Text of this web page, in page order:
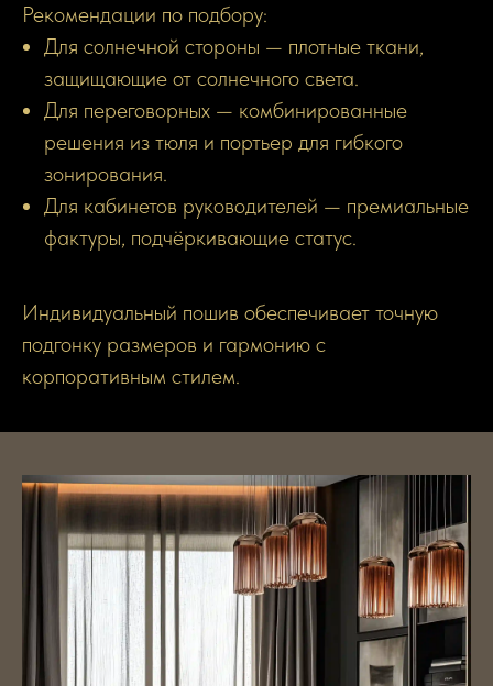
Рекомендации по подбору:
Для солнечной стороны — плотные ткани,
защищающие от солнечного света.
Для переговорных — комбинированные
решения из тюля и портьер для гибкого
зонирования.
Для кабинетов руководителей — премиальные
фактуры, подчёркивающие статус.
Индивидуальный пошив обеспечивает точную
подгонку размеров и гармонию с
корпоративным стилем.